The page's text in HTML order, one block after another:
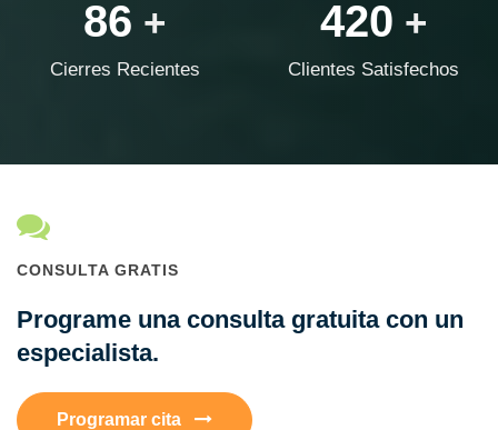
86 +
Cierres Recientes
420 +
Clientes Satisfechos
CONSULTA GRATIS
Programe una consulta gratuita con un
especialista.
Programar cita